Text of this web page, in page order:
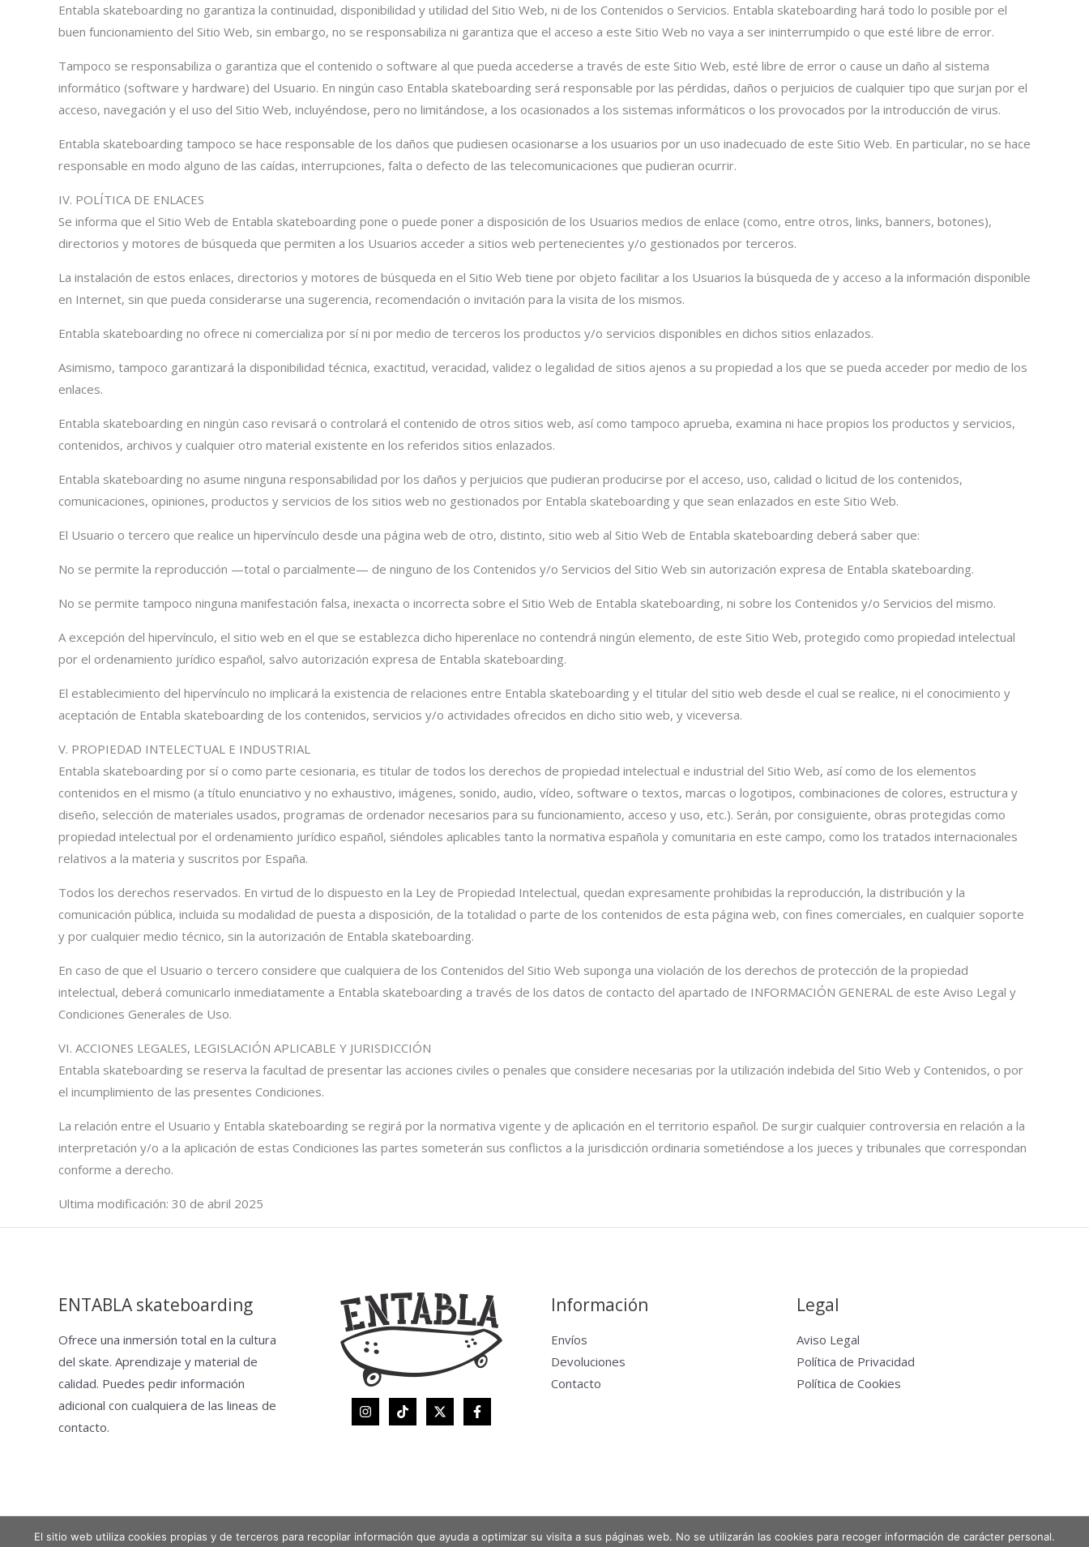
Entabla skateboarding no garantiza la continuidad, disponibilidad y utilidad del Sitio Web, ni de los Contenidos o Servicios. Entabla skateboarding hará todo lo posible por el
buen funcionamiento del Sitio Web, sin embargo, no se responsabiliza ni garantiza que el acceso a este Sitio Web no vaya a ser ininterrumpido o que esté libre de error.
Tampoco se responsabiliza o garantiza que el contenido o software al que pueda accederse a través de este Sitio Web, esté libre de error o cause un daño al sistema
informático (software y hardware) del Usuario. En ningún caso Entabla skateboarding será responsable por las pérdidas, daños o perjuicios de cualquier tipo que surjan por el
acceso, navegación y el uso del Sitio Web, incluyéndose, pero no limitándose, a los ocasionados a los sistemas informáticos o los provocados por la introducción de virus.
Entabla skateboarding tampoco se hace responsable de los daños que pudiesen ocasionarse a los usuarios por un uso inadecuado de este Sitio Web. En particular, no se hace
responsable en modo alguno de las caídas, interrupciones, falta o defecto de las telecomunicaciones que pudieran ocurrir.
IV. POLÍTICA DE ENLACES
Se informa que el Sitio Web de Entabla skateboarding pone o puede poner a disposición de los Usuarios medios de enlace (como, entre otros, links, banners, botones),
directorios y motores de búsqueda que permiten a los Usuarios acceder a sitios web pertenecientes y/o gestionados por terceros.
La instalación de estos enlaces, directorios y motores de búsqueda en el Sitio Web tiene por objeto facilitar a los Usuarios la búsqueda de y acceso a la información disponible
en Internet, sin que pueda considerarse una sugerencia, recomendación o invitación para la visita de los mismos.
Entabla skateboarding no ofrece ni comercializa por sí ni por medio de terceros los productos y/o servicios disponibles en dichos sitios enlazados.
Asimismo, tampoco garantizará la disponibilidad técnica, exactitud, veracidad, validez o legalidad de sitios ajenos a su propiedad a los que se pueda acceder por medio de los
enlaces.
Entabla skateboarding en ningún caso revisará o controlará el contenido de otros sitios web, así como tampoco aprueba, examina ni hace propios los productos y servicios,
contenidos, archivos y cualquier otro material existente en los referidos sitios enlazados.
Entabla skateboarding no asume ninguna responsabilidad por los daños y perjuicios que pudieran producirse por el acceso, uso, calidad o licitud de los contenidos,
comunicaciones, opiniones, productos y servicios de los sitios web no gestionados por Entabla skateboarding y que sean enlazados en este Sitio Web.
El Usuario o tercero que realice un hipervínculo desde una página web de otro, distinto, sitio web al Sitio Web de Entabla skateboarding deberá saber que:
No se permite la reproducción —total o parcialmente— de ninguno de los Contenidos y/o Servicios del Sitio Web sin autorización expresa de Entabla skateboarding.
No se permite tampoco ninguna manifestación falsa, inexacta o incorrecta sobre el Sitio Web de Entabla skateboarding, ni sobre los Contenidos y/o Servicios del mismo.
A excepción del hipervínculo, el sitio web en el que se establezca dicho hiperenlace no contendrá ningún elemento, de este Sitio Web, protegido como propiedad intelectual
por el ordenamiento jurídico español, salvo autorización expresa de Entabla skateboarding.
El establecimiento del hipervínculo no implicará la existencia de relaciones entre Entabla skateboarding y el titular del sitio web desde el cual se realice, ni el conocimiento y
aceptación de Entabla skateboarding de los contenidos, servicios y/o actividades ofrecidos en dicho sitio web, y viceversa.
V. PROPIEDAD INTELECTUAL E INDUSTRIAL
Entabla skateboarding por sí o como parte cesionaria, es titular de todos los derechos de propiedad intelectual e industrial del Sitio Web, así como de los elementos
contenidos en el mismo (a título enunciativo y no exhaustivo, imágenes, sonido, audio, vídeo, software o textos, marcas o logotipos, combinaciones de colores, estructura y
diseño, selección de materiales usados, programas de ordenador necesarios para su funcionamiento, acceso y uso, etc.). Serán, por consiguiente, obras protegidas como
propiedad intelectual por el ordenamiento jurídico español, siéndoles aplicables tanto la normativa española y comunitaria en este campo, como los tratados internacionales
relativos a la materia y suscritos por España.
Todos los derechos reservados. En virtud de lo dispuesto en la Ley de Propiedad Intelectual, quedan expresamente prohibidas la reproducción, la distribución y la
comunicación pública, incluida su modalidad de puesta a disposición, de la totalidad o parte de los contenidos de esta página web, con fines comerciales, en cualquier soporte
y por cualquier medio técnico, sin la autorización de Entabla skateboarding.
En caso de que el Usuario o tercero considere que cualquiera de los Contenidos del Sitio Web suponga una violación de los derechos de protección de la propiedad
intelectual, deberá comunicarlo inmediatamente a Entabla skateboarding a través de los datos de contacto del apartado de INFORMACIÓN GENERAL de este Aviso Legal y
Condiciones Generales de Uso.
VI. ACCIONES LEGALES, LEGISLACIÓN APLICABLE Y JURISDICCIÓN
Entabla skateboarding se reserva la facultad de presentar las acciones civiles o penales que considere necesarias por la utilización indebida del Sitio Web y Contenidos, o por
el incumplimiento de las presentes Condiciones.
La relación entre el Usuario y Entabla skateboarding se regirá por la normativa vigente y de aplicación en el territorio español. De surgir cualquier controversia en relación a la
interpretación y/o a la aplicación de estas Condiciones las partes someterán sus conflictos a la jurisdicción ordinaria sometiéndose a los jueces y tribunales que correspondan
conforme a derecho.
Ultima modificación: 30 de abril 2025
ENTABLA skateboarding
Ofrece una inmersión total en la cultura
del skate. Aprendizaje y material de
calidad. Puedes pedir información
adicional con cualquiera de las lineas de
contacto.
Información
Envíos
Devoluciones
Contacto
Legal
Aviso Legal
Política de Privacidad
Política de Cookies
Copyright © 2026 Entabla Clases de skate en Madrid Powered by Entabla Clases de skate en Madrid
El sitio web utiliza cookies propias y de terceros para recopilar información que ayuda a optimizar su visita a sus páginas web. No se utilizarán las cookies para recoger información de carácter personal.